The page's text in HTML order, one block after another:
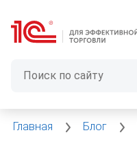
Главная Блог